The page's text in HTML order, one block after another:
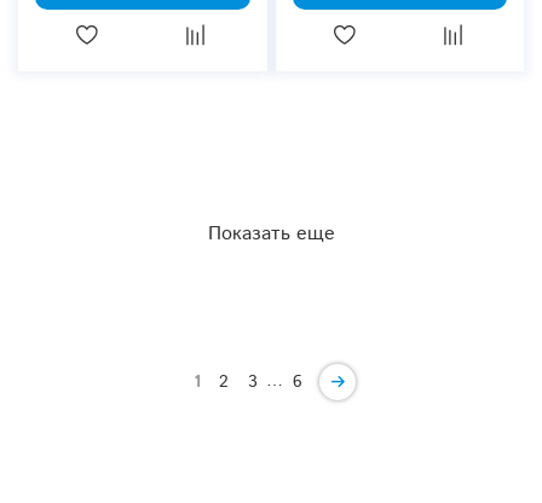
Показать еще
1 2 3 … 6